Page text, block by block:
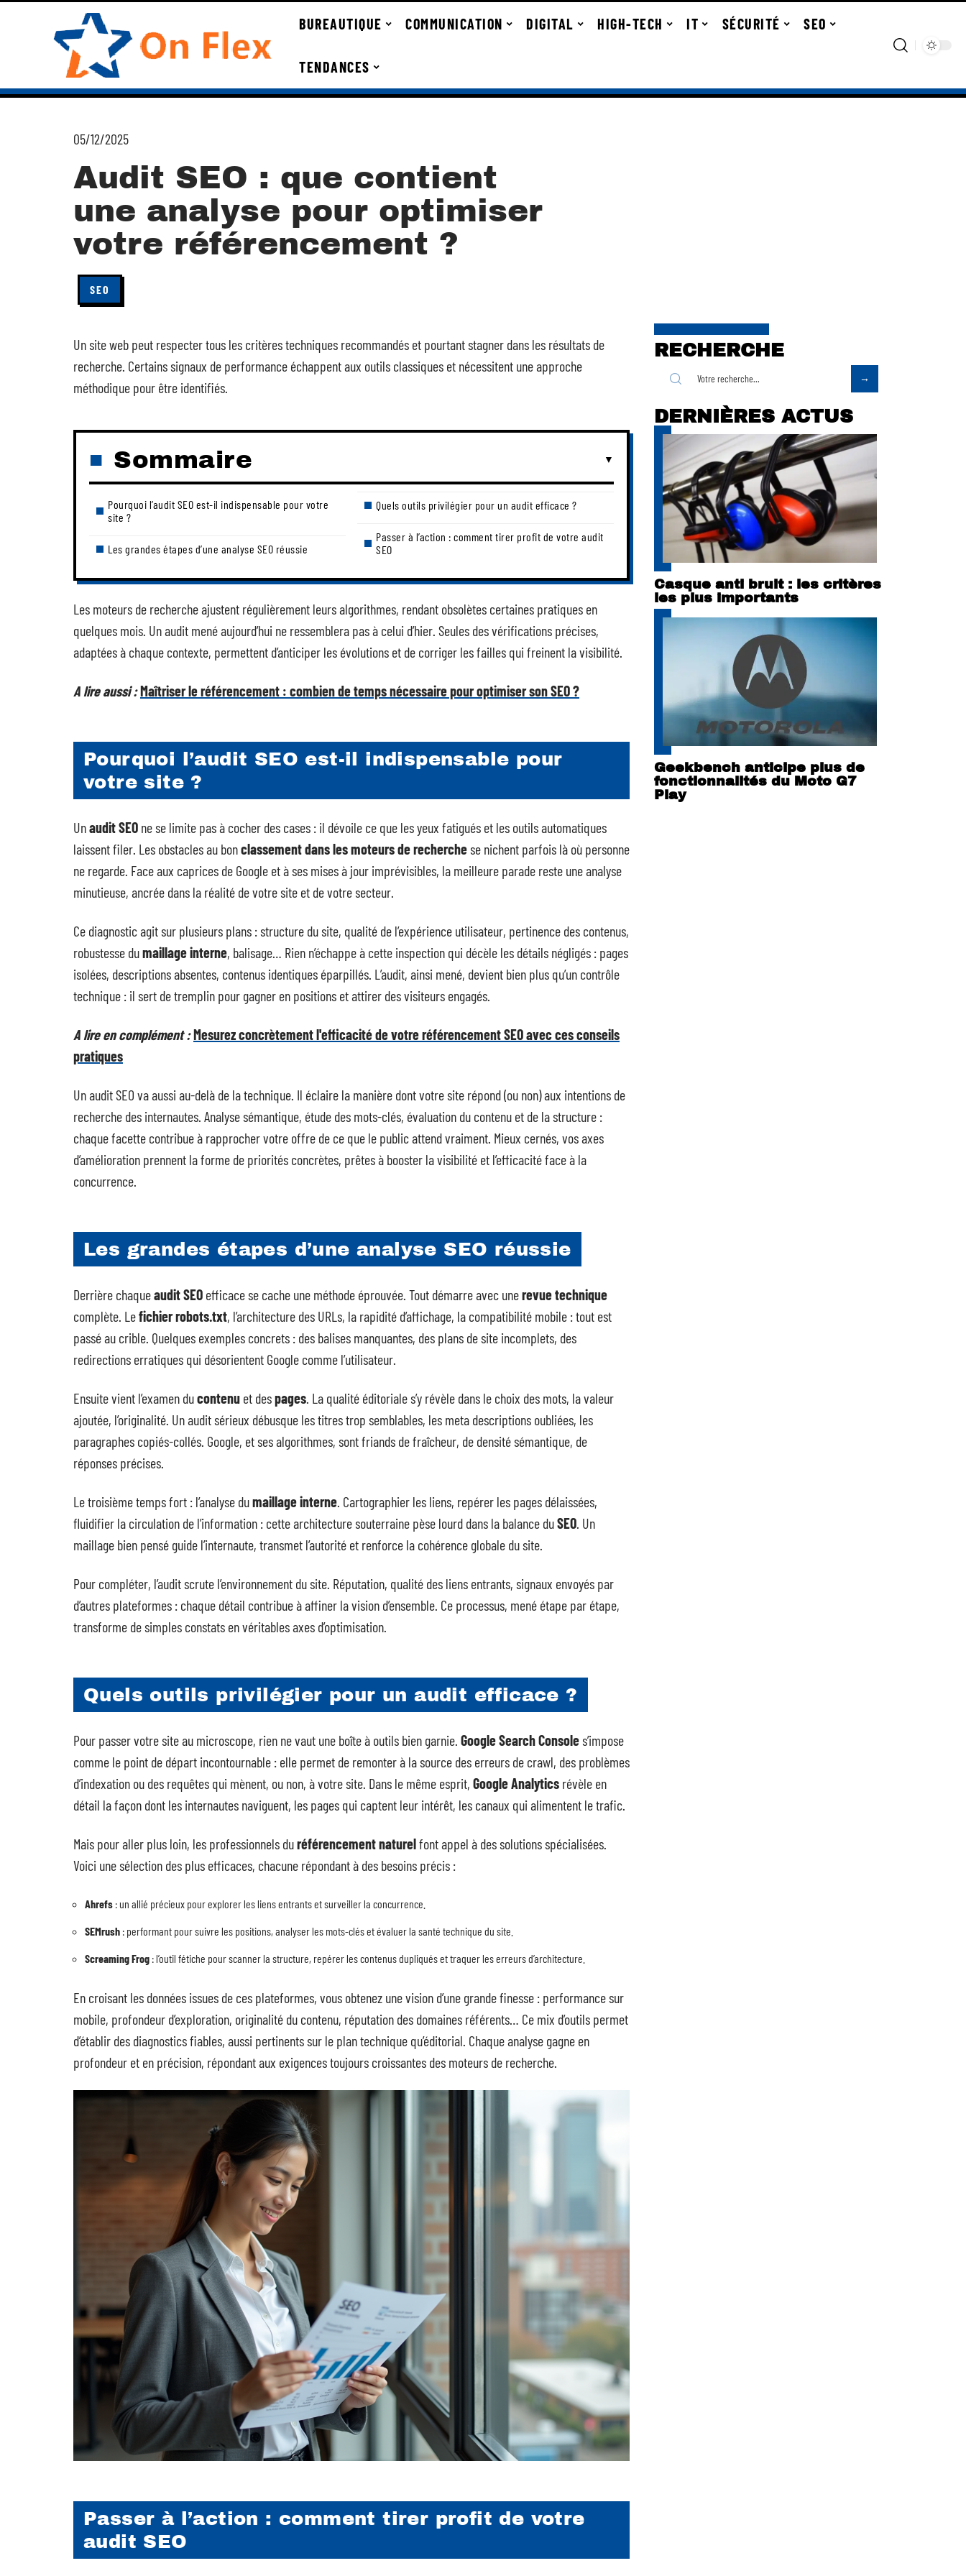
BUREAUTIQUE COMMUNICATION DIGITAL HIGH-TECH IT SÉCURITÉ SEO
TENDANCES
05/12/2025
Audit SEO : que contient
une analyse pour optimiser
votre référencement ?
SEO
Un site web peut respecter tous les critères techniques recommandés et pourtant stagner dans les résultats de
recherche. Certains signaux de performance échappent aux outils classiques et nécessitent une approche
méthodique pour être identifiés.
Sommaire
Pourquoi l’audit SEO est-il indispensable pour votre
site ?
Les grandes étapes d’une analyse SEO réussie
Quels outils privilégier pour un audit efficace ?
Passer à l’action : comment tirer profit de votre audit
SEO
Les moteurs de recherche ajustent régulièrement leurs algorithmes, rendant obsolètes certaines pratiques en
quelques mois. Un audit mené aujourd’hui ne ressemblera pas à celui d’hier. Seules des vérifications précises,
adaptées à chaque contexte, permettent d’anticiper les évolutions et de corriger les failles qui freinent la visibilité.
A lire aussi :Maîtriser le référencement : combien de temps nécessaire pour optimiser son SEO ?
Pourquoi l’audit SEO est-il indispensable pour
votre site ?
Unaudit SEO ne se limite pas à cocher des cases : il dévoile ce que les yeux fatigués et les outils automatiques
laissent filer. Les obstacles au bonclassement dans les moteurs de recherchese nichent parfois là où personne
ne regarde. Face aux caprices de Google et à ses mises à jour imprévisibles, la meilleure parade reste une analyse
minutieuse, ancrée dans la réalité de votre site et de votre secteur.
Ce diagnostic agit sur plusieurs plans : structure du site, qualité de l’expérience utilisateur, pertinence des contenus,
robustesse dumaillage interne, balisage… Rien n’échappe à cette inspection qui décèle les détails négligés : pages
isolées, descriptions absentes, contenus identiques éparpillés. L’audit, ainsi mené, devient bien plus qu’un contrôle
technique : il sert de tremplin pour gagner en positions et attirer des visiteurs engagés.
A lire en complément :Mesurez concrètement l'efficacité de votre référencement SEO avec ces conseils
pratiques
Un audit SEO va aussi au-delà de la technique. Il éclaire la manière dont votre site répond (ou non) aux intentions de
recherche des internautes. Analyse sémantique, étude des mots-clés, évaluation du contenu et de la structure :
chaque facette contribue à rapprocher votre offre de ce que le public attend vraiment. Mieux cernés, vos axes
d’amélioration prennent la forme de priorités concrètes, prêtes à booster la visibilité et l’efficacité face à la
concurrence.
Les grandes étapes d’une analyse SEO réussie
Derrière chaqueaudit SEO efficace se cache une méthode éprouvée. Tout démarre avec unerevue technique
complète. Lefichier robots.txt, l’architecture des URLs, la rapidité d’affichage, la compatibilité mobile : tout est
passé au crible. Quelques exemples concrets : des balises manquantes, des plans de site incomplets, des
redirections erratiques qui désorientent Google comme l’utilisateur.
Ensuite vient l’examen ducontenu et despages. La qualité éditoriale s’y révèle dans le choix des mots, la valeur
ajoutée, l’originalité. Un audit sérieux débusque les titres trop semblables, les meta descriptions oubliées, les
paragraphes copiés-collés. Google, et ses algorithmes, sont friands de fraîcheur, de densité sémantique, de
réponses précises.
Le troisième temps fort : l’analyse dumaillage interne. Cartographier les liens, repérer les pages délaissées,
fluidifier la circulation de l’information : cette architecture souterraine pèse lourd dans la balance duSEO. Un
maillage bien pensé guide l’internaute, transmet l’autorité et renforce la cohérence globale du site.
Pour compléter, l’audit scrute l’environnement du site. Réputation, qualité des liens entrants, signaux envoyés par
d’autres plateformes : chaque détail contribue à affiner la vision d’ensemble. Ce processus, mené étape par étape,
transforme de simples constats en véritables axes d’optimisation.
Quels outils privilégier pour un audit efficace ?
Pour passer votre site au microscope, rien ne vaut une boîte à outils bien garnie. Google Search Consoles’impose
comme le point de départ incontournable : elle permet de remonter à la source des erreurs de crawl, des problèmes
d’indexation ou des requêtes qui mènent, ou non, à votre site. Dans le même esprit, Google Analytics révèle en
détail la façon dont les internautes naviguent, les pages qui captent leur intérêt, les canaux qui alimentent le trafic.
Mais pour aller plus loin, les professionnels duréférencement naturelfont appel à des solutions spécialisées.
Voici une sélection des plus efficaces, chacune répondant à des besoins précis :
Ahrefs : un allié précieux pour explorer les liens entrants et surveiller la concurrence.
SEMrush : performant pour suivre les positions, analyser les mots-clés et évaluer la santé technique du site.
Screaming Frog : l’outil fétiche pour scanner la structure, repérer les contenus dupliqués et traquer les erreurs d’architecture.
En croisant les données issues de ces plateformes, vous obtenez une vision d’une grande finesse : performance sur
mobile, profondeur d’exploration, originalité du contenu, réputation des domaines référents… Ce mix d’outils permet
d’établir des diagnostics fiables, aussi pertinents sur le plan technique qu’éditorial. Chaque analyse gagne en
profondeur et en précision, répondant aux exigences toujours croissantes des moteurs de recherche.
Passer à l’action : comment tirer profit de votre
audit SEO
RECHERCHE
DERNIÈRES ACTUS
Casque anti bruit : les critères
les plus importants
Geekbench anticipe plus de
fonctionnalités du Moto G7
Play